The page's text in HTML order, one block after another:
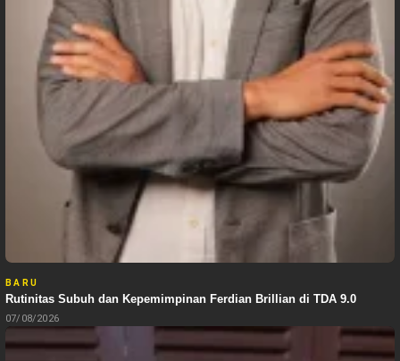
BARU
Rutinitas Subuh dan Kepemimpinan Ferdian Brillian di TDA 9.0
07/08/2026